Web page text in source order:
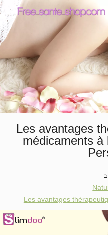
Les avantages
médicaments à
Les avantages